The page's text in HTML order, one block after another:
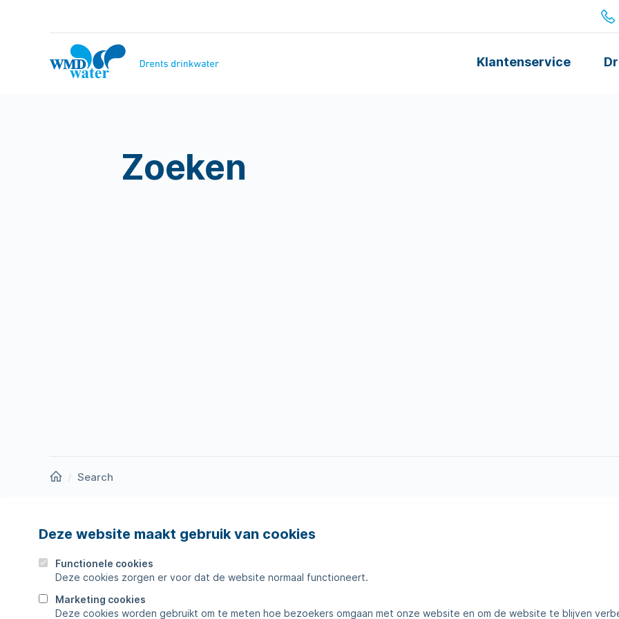
Deze website maakt gebruik van cookies
Functionele cookies
Deze cookies zorgen er voor dat de website normaal functioneert.
Marketing cookies
Deze cookies worden gebruikt om te meten hoe bezoekers omgaan met onze website en om de website te blijven
WMD
Drinkwater
Klantenservice
Zoeken
Homepage
Search
Nieuws
Werken bij
Zakelijk
Storingen
Veelgestelde vragen